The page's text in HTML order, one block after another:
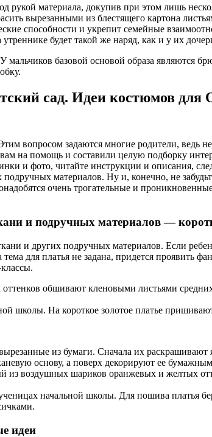
материала, докупив при этом лишь
вырезанными из блестящего картона
способности и укрепит семейные
будет такой же наряд, как и у их
базовой основой образа являются
сад. Идеи костюмов для
вопросом задаются многие родители, ведь
на помощь и составили целую подборку
и фото, читайте инструкции и описания,
материалов. Ну и, конечно, не
очень трогательные и
и подручных материалов —
и других подручных материалов. Если
для платья не задана, придется проявить
обшивают кленовыми листьями
школы. На короткое золотое платье
из бумаги. Сначала их
основу, а поверх декорируют ее
из воздушных шариков оранжевых и желтых
начальной школы. Для пошива платья
идеи